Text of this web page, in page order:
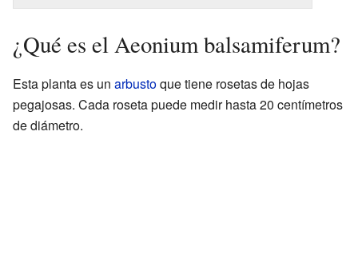
¿Qué es el Aeonium balsamiferum?
Esta planta es un arbustoque tiene rosetas de hojas
pegajosas. Cada roseta puede medir hasta 20 centímetros
de diámetro.